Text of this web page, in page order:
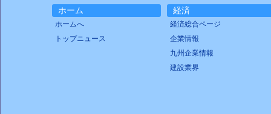
ホーム
ホームへ
トップニュース
経済
経済総合ページ
企業情報
九州企業情報
建設業界